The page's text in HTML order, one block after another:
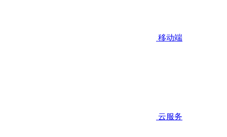
移动端
云服务